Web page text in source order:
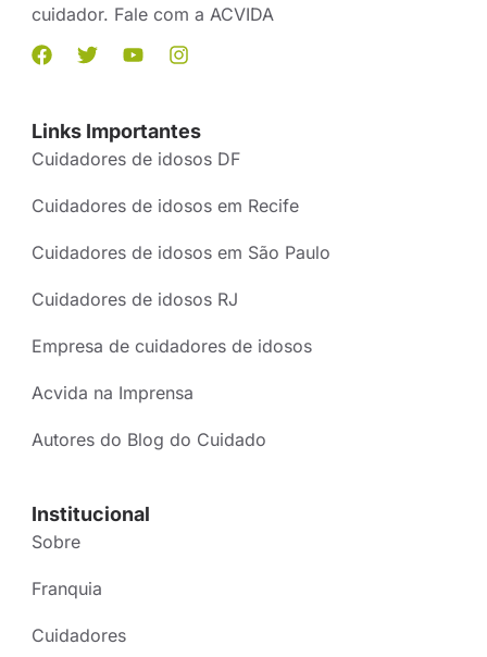
cuidador. Fale com a ACVIDA
Links Importantes
Cuidadores de idosos DF
Cuidadores de idosos em Recife
Cuidadores de idosos em São Paulo
Cuidadores de idosos RJ
Empresa de cuidadores de idosos
Acvida na Imprensa
Autores do Blog do Cuidado
Institucional
Sobre
Franquia
Cuidadores